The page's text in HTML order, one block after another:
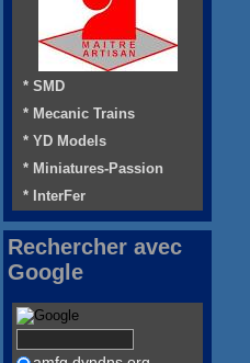
* SMD
* Mecanic Trains
* YD Models
* Miniatures-Passion
* InterFer
Rechercher avec
Google